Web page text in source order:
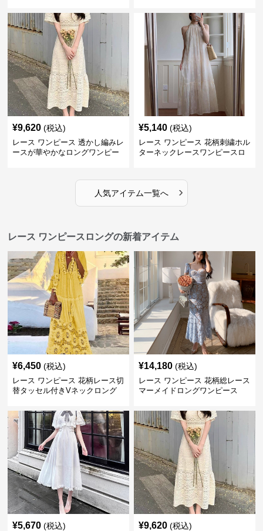
¥9,620 (税込)
レース ワンピース 透かし編みレ
ースが華やかなロングワンピー
¥5,140 (税込)
レース ワンピース 花柄刺繍ホル
ターネックレースワンピースロ
人気アイテム一覧へ ›
レース ワンピースロングの新着アイテム
¥6,450 (税込)
レース ワンピース 花柄レース切
替タッセル付きVネックロング
¥14,180 (税込)
レース ワンピース 花柄総レース
マーメイドロングワンピース
¥5,670 (税込) ¥9,620 (税込)